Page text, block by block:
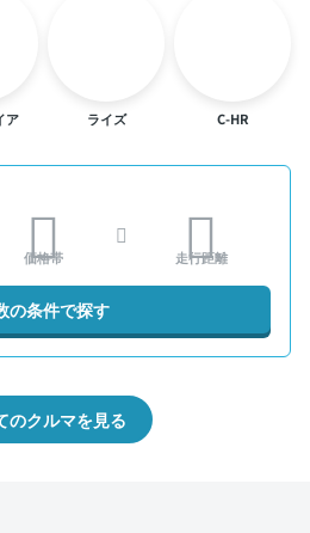
ア ライズ C-HR
価格帯 走行距離
の条件で探す
のクルマを見る